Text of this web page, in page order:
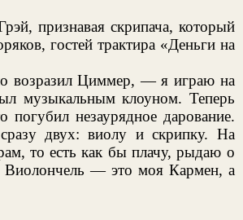
признавая скрипача, который
гостей трактира «Деньги на
возразил Циммер, — я играю на
музыкальным клоуном. Теперь
незаурядное дарование.
двух: виолу и скрипку. На
то есть как бы плачу, рыдаю о
Виолончель — это моя Кармен, а